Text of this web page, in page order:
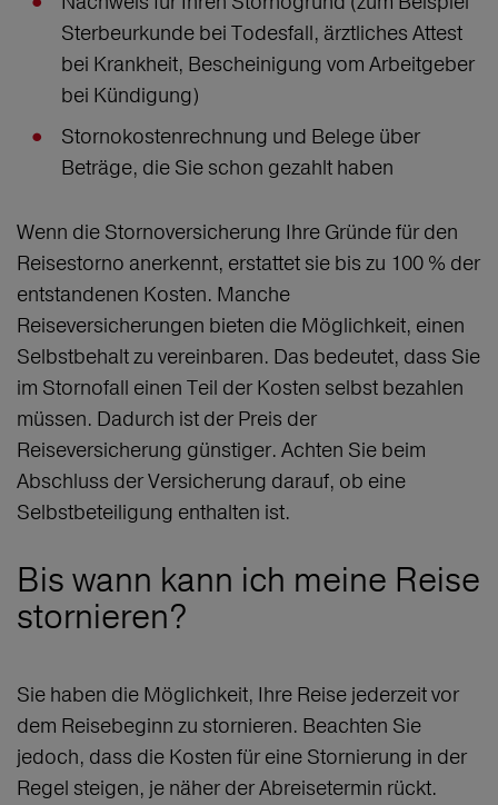
Sterbeurkunde bei Todesfall, ärztliches Attest
bei Krankheit, Bescheinigung vom Arbeitgeber
bei Kündigung)
Stornokostenrechnung und Belege über
Beträge, die Sie schon gezahlt haben
Wenn die Stornoversicherung Ihre Gründe für den
Reisestorno anerkennt, erstattet sie bis zu 100 % der
entstandenen Kosten. Manche
Reiseversicherungen bieten die Möglichkeit, einen
Selbstbehalt zu vereinbaren. Das bedeutet, dass Sie
im Stornofall einen Teil der Kosten selbst bezahlen
müssen. Dadurch ist der Preis der
Reiseversicherung günstiger. Achten Sie beim
Abschluss der Versicherung darauf, ob eine
Selbstbeteiligung enthalten ist.
Bis wann kann ich meine Reise
stornieren?
Sie haben die Möglichkeit, Ihre Reise jederzeit vor
dem Reisebeginn zu stornieren. Beachten Sie
jedoch, dass die Kosten für eine Stornierung in der
Regel steigen, je näher der Abreisetermin rückt.